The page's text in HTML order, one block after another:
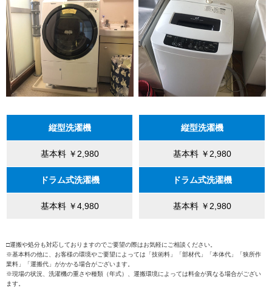
縦型洗濯機
基本料 ￥2,980
ドラム式洗濯機
基本料 ￥4,980
縦型洗濯機
基本料 ￥2,980
ドラム式洗濯機
基本料 ￥2,980
□運搬や処分も対応しておりますのでご要望の際はお気軽にご相談ください。
※基本料の他に、お客様の環境やご要望によっては「技術料」「部材代」「本体代」「狭所作
業料」「運搬代」がかかる場合がございます。
※現場の状況、洗濯機の重さや種類（年式）、運搬環境によっては料金が異なる場合がござい
ます。